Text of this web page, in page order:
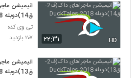
۲۲:۳۱ HD
ق14)دوبله DuckTales 2018
تی وی کده
۲۰۷ بازدید
ق13)دوبله DuckTales 2018